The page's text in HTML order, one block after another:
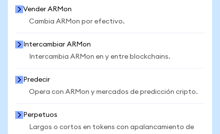
Vender ARMon
Cambia ARMon por efectivo.
Intercambiar ARMon
Intercambia ARMon en y entre blockchains.
Predecir
Opera con ARMon y mercados de predicción cripto.
Perpetuos
Largos o cortos en tokens con apalancamiento de